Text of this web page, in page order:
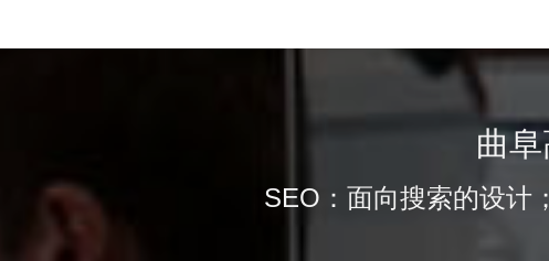
曲
SEO：面向搜索的设计